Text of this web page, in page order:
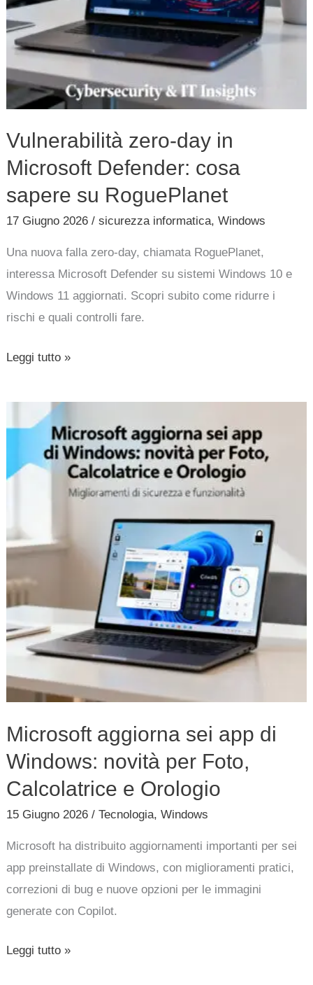
Vulnerabilità zero-day in
Microsoft Defender: cosa
sapere su RoguePlanet
17 Giugno 2026/sicurezza informatica,Windows
Una nuova falla zero-day, chiamata RoguePlanet,
interessa Microsoft Defender su sistemi Windows 10 e
Windows 11 aggiornati. Scopri subito come ridurre i
rischi e quali controlli fare.
RoguePlanet
Leggi tutto »
Microsoft aggiorna sei app di
Windows: novità per Foto,
Calcolatrice e Orologio
15 Giugno 2026/Tecnologia,Windows
Microsoft ha distribuito aggiornamenti importanti per sei
app preinstallate di Windows, con miglioramenti pratici,
correzioni di bug e nuove opzioni per le immagini
generate con Copilot.
Microsoft
aggiorna
app
novità
Foto,
Calcolatrice
e
Orologio
Leggi tutto »